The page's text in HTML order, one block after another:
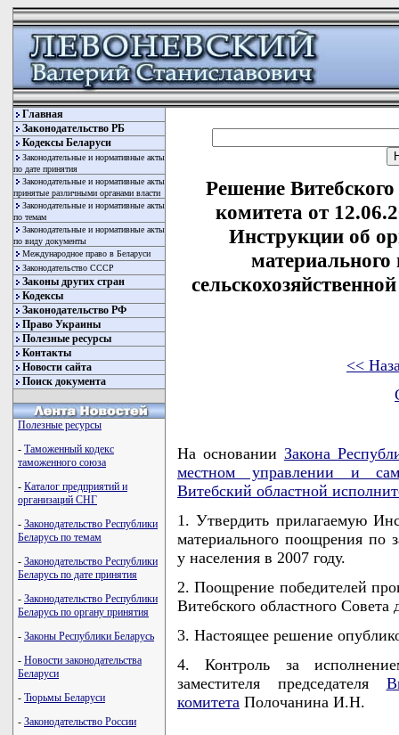
Главная
Законодательство РБ
Кодексы Беларуси
Законодательные и нормативные акты
по дате принятия
Законодательные и нормативные акты
принятые различными органами власти
Законодательные и нормативные акты
по темам
Законодательные и нормативные акты
по виду документы
Международное право в Беларуси
Законодательство СССР
Законы других стран
Кодексы
Законодательство РФ
Право Украины
Полезные ресурсы
Контакты
Новости сайта
Поиск документа
Полезные ресурсы
- Таможенный кодекс
таможенного союза
- Каталог предприятий и
организаций СНГ
- Законодательство Республики
Беларусь по темам
- Законодательство Республики
Беларусь по дате принятия
- Законодательство Республики
Беларусь по органу принятия
- Законы Республики Беларусь
- Новости законодательства
Беларуси
- Тюрьмы Беларуси
- Законодательство России
Решение
комитета от
Инструкции об
<<
На основании Закона
местном управлении и
Витебский областной
1. Утвердить прилагаемую
материального поощрения по
у населения в 2007 году.
2. Поощрение победителей
Витебского областного Совета
3. Настоящее решение
4. Контроль за
заместителя председателя
комитета Полочанина И.Н.